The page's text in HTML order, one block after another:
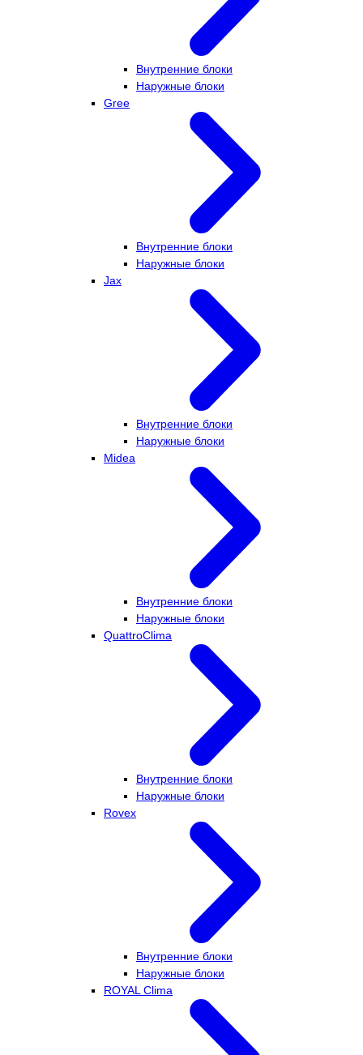
Внутренние блоки
Наружные блоки
Gree
Внутренние блоки
Наружные блоки
Jax
Внутренние блоки
Наружные блоки
Midea
Внутренние блоки
Наружные блоки
QuattroClima
Внутренние блоки
Наружные блоки
Rovex
Внутренние блоки
Наружные блоки
ROYAL Clima